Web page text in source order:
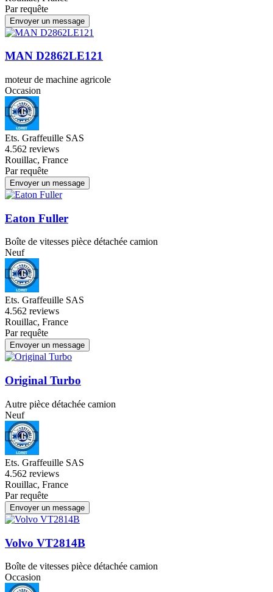
Par requête
Envoyer un message
MAN D2862LE121
moteur de machine agricole
Occasion
Ets. Graffeuille SAS
4.562 reviews
Rouillac, France
Par requête
Envoyer un message
Eaton Fuller
Boîte de vitesses pièce détachée camion
Neuf
Ets. Graffeuille SAS
4.562 reviews
Rouillac, France
Par requête
Envoyer un message
Original Turbo
Autre pièce détachée camion
Neuf
Ets. Graffeuille SAS
4.562 reviews
Rouillac, France
Par requête
Envoyer un message
Volvo VT2814B
Boîte de vitesses pièce détachée camion
Occasion